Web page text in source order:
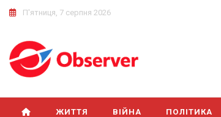
П'ятниця, 7 серпня 2026
ЖИТТЯ ВІЙНА ПОЛІТИКА